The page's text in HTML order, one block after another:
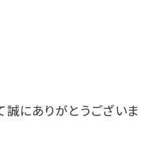
にありがとうございま